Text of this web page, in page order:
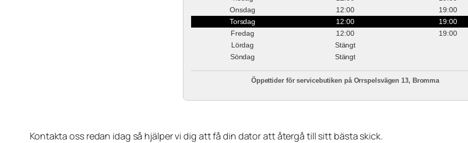
Onsdag
12:00
19:00
Torsdag
12:00
19:00
Fredag
12:00
19:00
Lördag
Stängt
Söndag
Stängt
Öppettider för servicebutiken på Orrspelsvägen 13, Bromma
Kontakta oss redan idag så hjälper vi dig att få din dator att återgå till sitt bästa skick.